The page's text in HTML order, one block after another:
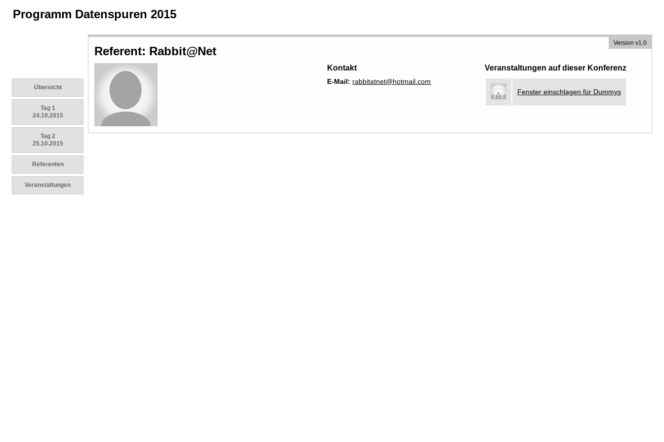
Programm Datenspuren 2015
Übersicht
Tag 1
24.10.2015
Tag 2
25.10.2015
Referenten
Veranstaltungen
Version v1.0
Referent: Rabbit@Net
Kontakt
E-Mail: rabbitatnet@hotmail.com
Veranstaltungen auf dieser Konferenz
Fenster einschlagen für Dummys